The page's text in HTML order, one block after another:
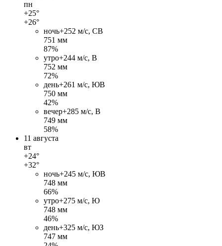
пн
+25°
+26°
ночь+252 м/c, СВ
751 мм
87%
утро+244 м/c, В
752 мм
72%
день+261 м/c, ЮВ
750 мм
42%
вечер+285 м/c, В
749 мм
58%
11 августа
вт
+24°
+32°
ночь+245 м/c, ЮВ
748 мм
66%
утро+275 м/c, Ю
748 мм
46%
день+325 м/c, ЮЗ
747 мм